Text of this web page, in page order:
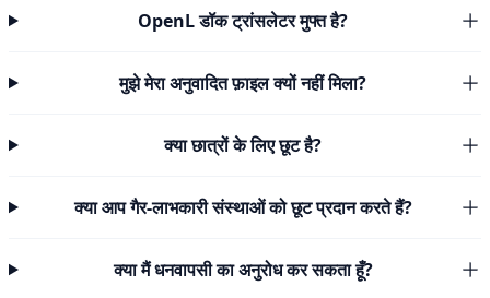
OpenL डॉक ट्रांसलेटर मुफ्त है?
मुझे मेरा अनुवादित फ़ाइल क्यों नहीं मिला?
क्या छात्रों के लिए छूट है?
क्या आप गैर-लाभकारी संस्थाओं को छूट प्रदान करते हैं?
क्या मैं धनवापसी का अनुरोध कर सकता हूँ?